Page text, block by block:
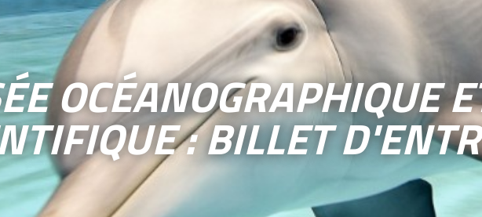
OCÉANOGRAPHIQUE
: BILLET